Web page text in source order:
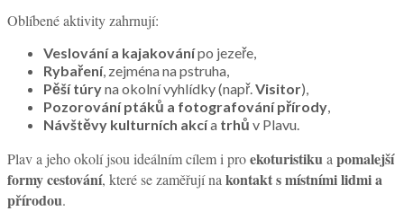
Oblíbené aktivity zahrnují:
Veslování a kajakovánípo jezeře,
Rybaření, zejména na pstruha,
Pěší túryna okolní vyhlídky (např.Visitor),
Pozorování ptáků a fotografování přírody,
Návštěvy kulturních akcía trhů v Plavu.
Plav a jeho okolí jsou ideálním cílem i proekoturistikuapomalejší
formy cestování, které se zaměřují nakontakt s místními lidmi a
přírodou.